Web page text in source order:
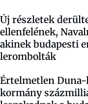
Új részletek
ellenfelének,
akinek budapesti
lerombolták
Értelmetlen
kormány